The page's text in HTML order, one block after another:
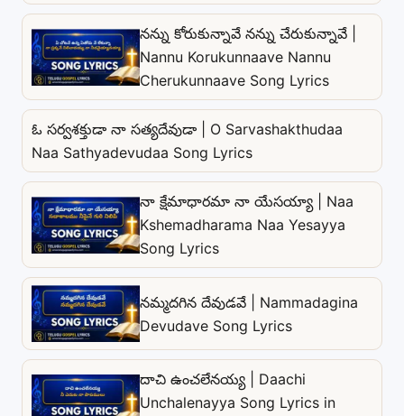
నన్ను కోరుకున్నావే నన్ను చేరుకున్నావే |
Nannu Korukunnaave Nannu
Cherukunnaave Song Lyrics
ఓ సర్వశక్తుడా నా సత్యదేవుడా | O Sarvashakthudaa
Naa Sathyadevudaa Song Lyrics
నా క్షేమాధారమా నా యేసయ్యా | Naa
Kshemadharama Naa Yesayya
Song Lyrics
నమ్మదగిన దేవుడవే | Nammadagina
Devudave Song Lyrics
దాచి ఉంచలేనయ్య | Daachi
Unchalenayya Song Lyrics in